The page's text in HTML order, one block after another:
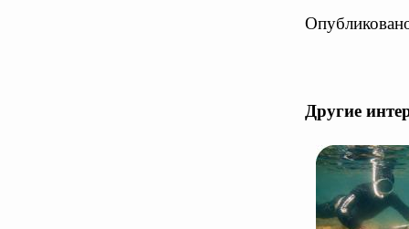
Другие